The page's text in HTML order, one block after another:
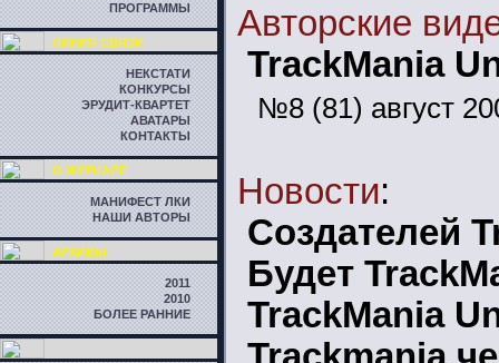
ПРОГРАММЫ
ЛИНИЯ СВЯЗИ
НЕКСТАТИ
КОНКУРСЫ
ЭРУДИТ-КВАРТЕТ
АВАТАРЫ
КОНТАКТЫ
О ЖУРНАЛЕ
МАНИФЕСТ ЛКИ
НАШИ АВТОРЫ
АРХИВЫ
2011
2010
БОЛЕЕ РАННИЕ
Авторские
TrackMania
№8 (81) август
Новости:
Создателей
Будет
TrackMania